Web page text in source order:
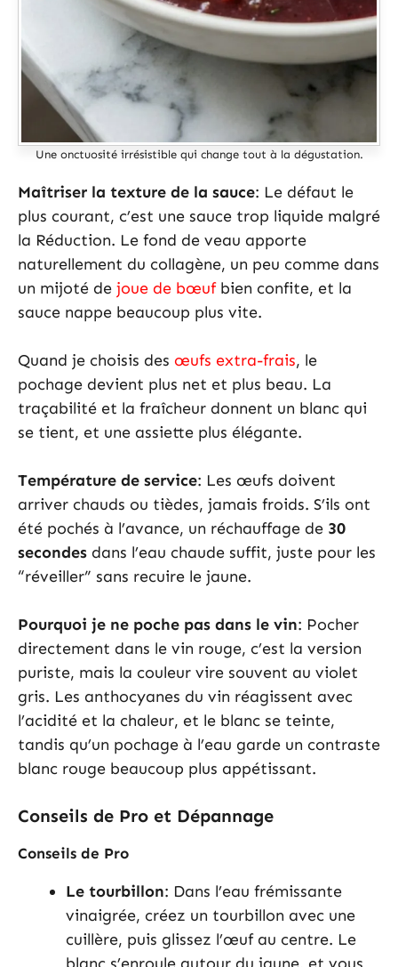
Une onctuosité irrésistible qui change tout à la dégustation.
Maîtriser la texture de la sauce: Le défaut le
plus courant, c’est une sauce trop liquide malgré
la Réduction. Le fond de veau apporte
naturellement du collagène, un peu comme dans
un mijoté de joue de bœufbien confite, et la
sauce nappe beaucoup plus vite.
Quand je choisis des œufs extra-frais, le
pochage devient plus net et plus beau. La
traçabilité et la fraîcheur donnent un blanc qui
se tient, et une assiette plus élégante.
Température de service: Les œufs doivent
arriver chauds ou tièdes, jamais froids. S’ils ont
été pochés à l’avance, un réchauffage de 30
secondes dans l’eau chaude suffit, juste pour les
“réveiller” sans recuire le jaune.
Pourquoi je ne poche pas dans le vin: Pocher
directement dans le vin rouge, c’est la version
puriste, mais la couleur vire souvent au violet
gris. Les anthocyanes du vin réagissent avec
l’acidité et la chaleur, et le blanc se teinte,
tandis qu’un pochage à l’eau garde un contraste
blanc rouge beaucoup plus appétissant.
Conseils de Pro et Dépannage
Conseils de Pro
Le tourbillon: Dans l’eau frémissante
vinaigrée, créez un tourbillon avec une
cuillère, puis glissez l’œuf au centre. Le